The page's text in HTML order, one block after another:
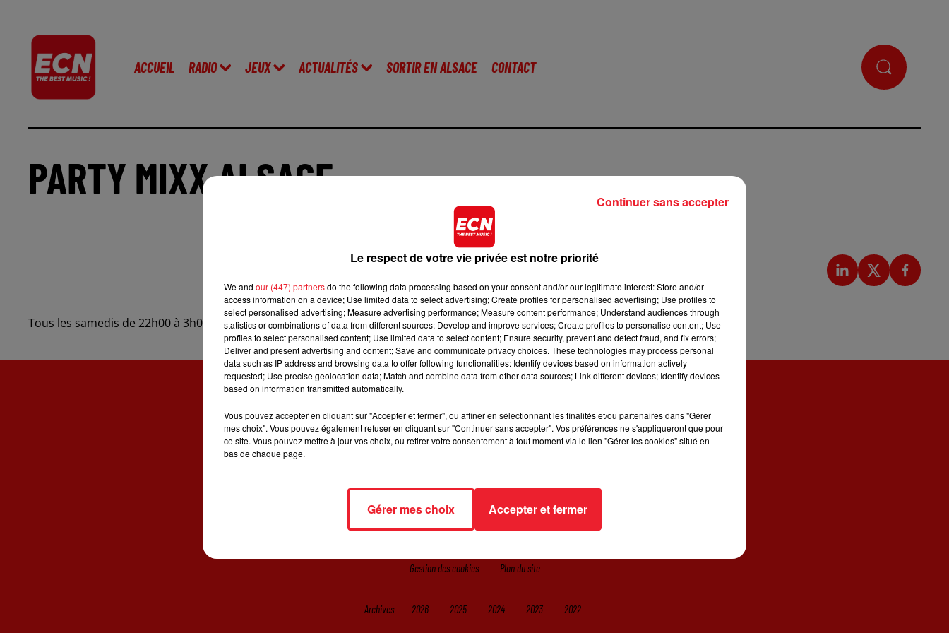
ACCUEIL RADIO JEUX ACTUALITÉS SORTIR EN ALSACE CONTACT
PARTY MIXX ALSACE
Tous les samedis de 22h00 à 3h00.
ACCUEIL RADIO JEUX ACTUALITÉS SORTIR EN ALSACE CONTACT
Gestion des cookies Plan du site
Archives 2026 2025 2024 2023 2022
Le respect de votre vie privée est notre priorité
We and our (447) partnersdo the following data processing based on your consent and/or our legitimate interest: Store and/or
access information on a device; Use limited data to select advertising; Create profiles for personalised advertising; Use profiles to
select personalised advertising; Measure advertising performance; Measure content performance; Understand audiences through
statistics or combinations of data from different sources; Develop and improve services; Create profiles to personalise content; Use
profiles to select personalised content; Use limited data to select content; Ensure security, prevent and detect fraud, and fix errors;
Deliver and present advertising and content; Save and communicate privacy choices. These technologies may process personal
data such as IP address and browsing data to offer following functionalities: Identify devices based on information actively
requested; Use precise geolocation data; Match and combine data from other data sources; Link different devices; Identify devices
based on information transmitted automatically.
Vous pouvez accepter en cliquant sur "Accepter et fermer", ou affiner en sélectionnant les finalités et/ou partenaires dans "Gérer
mes choix". Vous pouvez également refuser en cliquant sur "Continuer sans accepter". Vos préférences ne s'appliqueront que pour
ce site. Vous pouvez mettre à jour vos choix, ou retirer votre consentement à tout moment via le lien "Gérer les cookies" situé en
bas de chaque page.
Gérer mes choix Accepter et fermer
Continuer sans accepter